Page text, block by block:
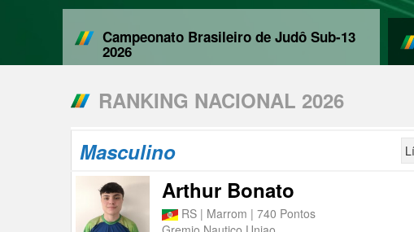
Campeonato Brasileiro de Judô Sub-13
2026
RANKING NACIONAL 2026
Masculino
Arthur Bonato
RS | Marrom | 740 Pontos